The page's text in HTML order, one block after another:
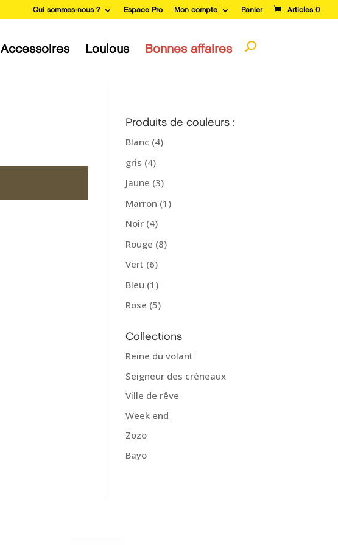
Qui sommes-nous ? Espace Pro Mon compte Panier Articles 0
Accessoires Loulous Bonnes affaires
Produits de couleurs :
Blanc (4)
gris (4)
Jaune (3)
Marron (1)
Noir (4)
Rouge (8)
Vert (6)
Bleu (1)
Rose (5)
Collections
Reine du volant
Seigneur des créneaux
Ville de rêve
Week end
Zozo
Bayo